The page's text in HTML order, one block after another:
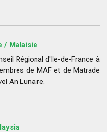
/ Malaisie
Régional d'Ile-de-France à
de MAF et de Matrade
An Lunaire.